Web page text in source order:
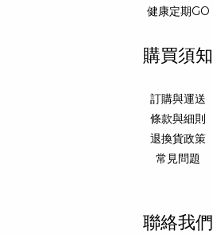
健康定期GO
購買須知
訂購與運送
條款與細則
退換貨政策
常見問題
聯絡我們